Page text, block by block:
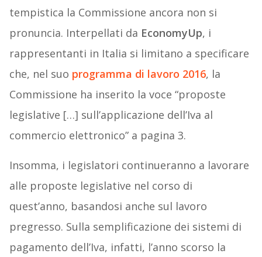
tempistica la Commissione ancora non si
pronuncia. Interpellati da EconomyUp, i
rappresentanti in Italia si limitano a specificare
che, nel suo programma di lavoro 2016, la
Commissione ha inserito la voce “proposte
legislative […] sull’applicazione dell’Iva al
commercio elettronico” a pagina 3.
Insomma, i legislatori continueranno a lavorare
alle proposte legislative nel corso di
quest’anno, basandosi anche sul lavoro
pregresso. Sulla semplificazione dei sistemi di
pagamento dell’Iva, infatti, l’anno scorso la